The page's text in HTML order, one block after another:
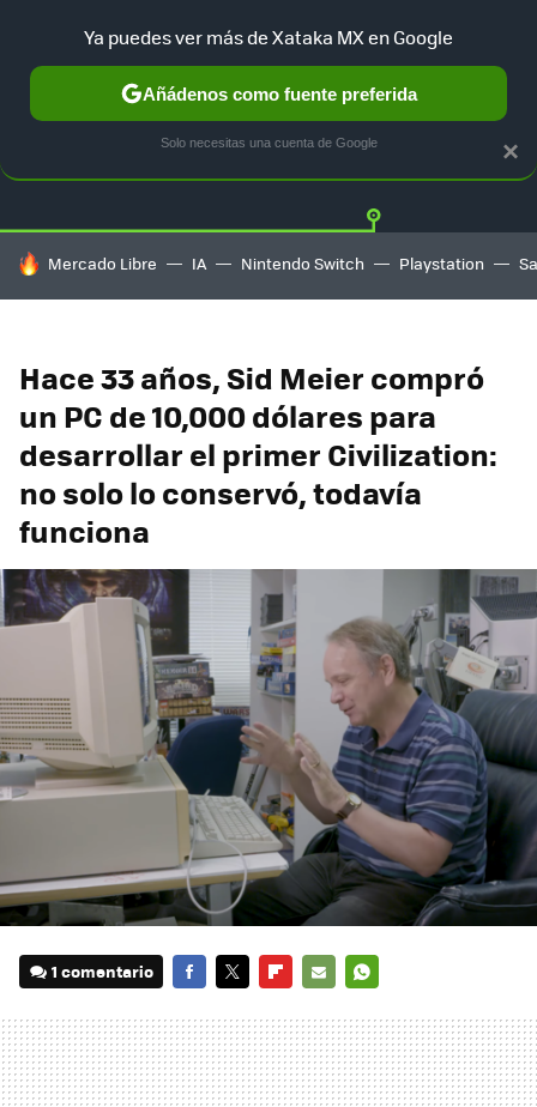
Twitter
HOY SE HABLA DE
Mercado Libre IA Nintendo Switch Playstation
Hace 33 años, Sid Meier compró
un PC de 10,000 dólares para
desarrollar el primer Civilization:
no solo lo conservó, todavía
funciona
1 comentario
MAIL
×
Ya puedes ver más de Xataka MX en Google
Añádenos como fuente preferida
Solo necesitas una cuenta de Google